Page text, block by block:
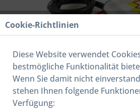
Cookie-Richtlinien
Diese Website verwendet
bestmögliche Funktionalität
Wenn Sie damit nicht
stehen Ihnen folgende
Verfügung: